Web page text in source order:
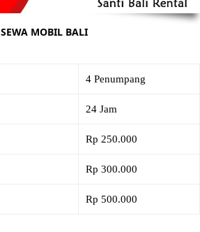
SEWA MOBIL BALI
4 Penumpang
24 Jam
Rp 250.000
Rp 300.000
Rp 500.000